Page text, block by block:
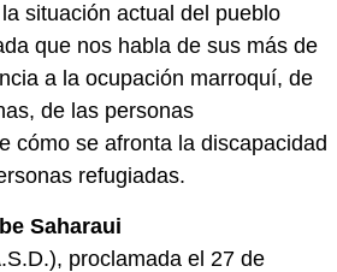
situación actual del pueblo
que nos habla de sus más de
a la ocupación marroquí, de
de las personas
cómo se afronta la discapacidad
refugiadas.
Saharaui
proclamada el 27 de